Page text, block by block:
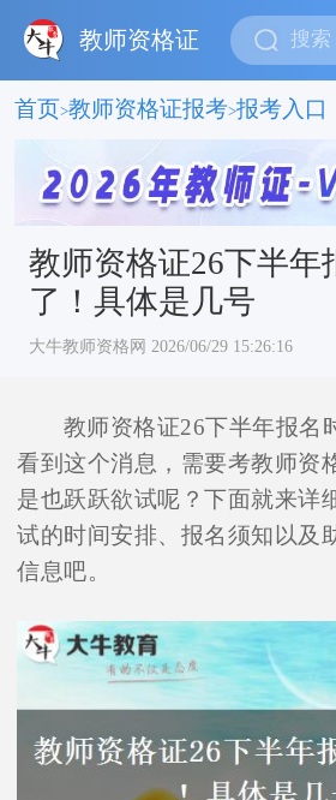
教师资格证
首页>教师资格证报考>报考入口
教师资格证26下半年
了！具体是几号
大牛教师资格网 2026/06/29 15:26:16
教师资格证26下半年报名
看到这个消息，需要考教师资
是也跃跃欲试呢？下面就来详
试的时间安排、报名须知以及
信息吧。